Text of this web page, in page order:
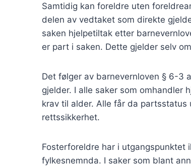
Samtidig kan foreldre uten
delen av vedtaket som direkte
saken hjelpetiltak etter
er part i saken. Dette gjelder selv
Det følger av barnevernloven § 6-3
gjelder. I alle saker som omhandler
krav til alder. Alle får da partsstatus
rettssikkerhet.
Fosterforeldre har i utgangspunktet
fylkesnemnda. I saker som blant